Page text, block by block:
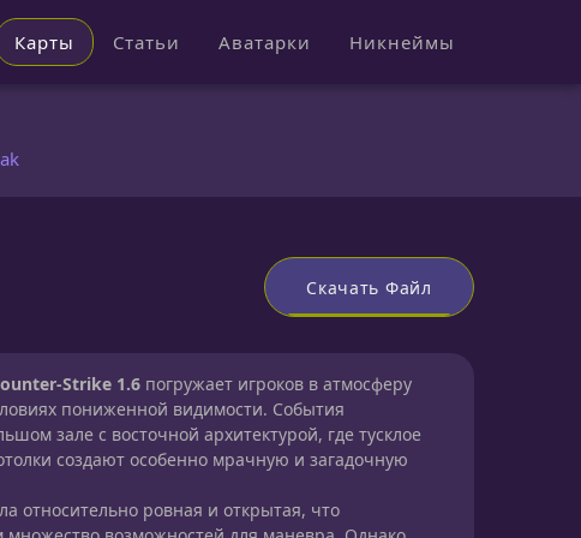
Карты Статьи Аватарки Никнеймы
Скачать Файл
Strike 1.6 погружает игроков в атмосферу
пониженной видимости. События
зале с восточной архитектурой, где тусклое
создают особенно мрачную и загадочную
относительно ровная и открытая, что